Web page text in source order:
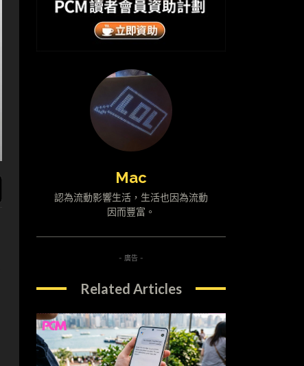
Mac
認為流動影響生活，生活也因為流動
因而豐富。
- 廣告 -
Related Articles